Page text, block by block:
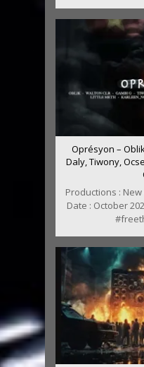
Oprésyon –
Daly, Tiwony,
Productions :
Date : October